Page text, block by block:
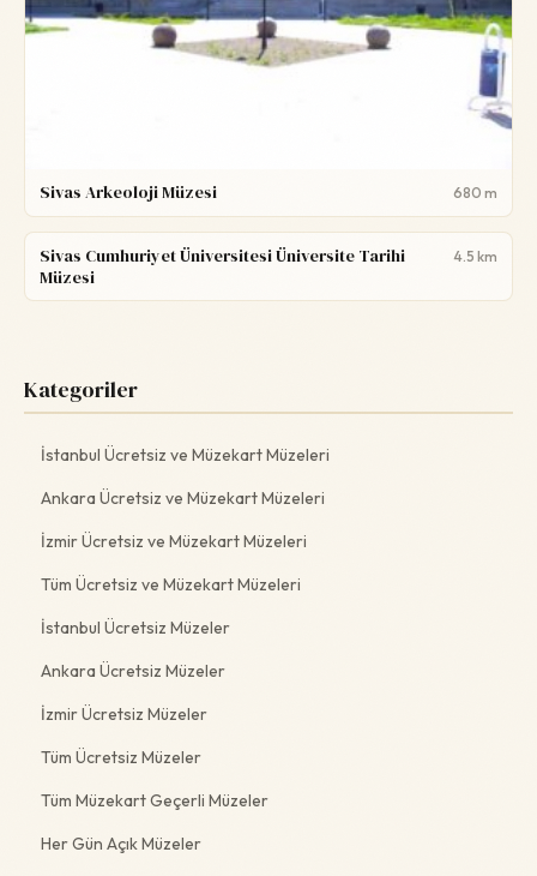
Sivas Arkeoloji Müzesi 680 m
Sivas Cumhuriyet Üniversitesi Üniversite Tarihi
Müzesi
4.5 km
Kategoriler
İstanbul Ücretsiz ve Müzekart Müzeleri
Ankara Ücretsiz ve Müzekart Müzeleri
İzmir Ücretsiz ve Müzekart Müzeleri
Tüm Ücretsiz ve Müzekart Müzeleri
İstanbul Ücretsiz Müzeler
Ankara Ücretsiz Müzeler
İzmir Ücretsiz Müzeler
Tüm Ücretsiz Müzeler
Tüm Müzekart Geçerli Müzeler
Her Gün Açık Müzeler